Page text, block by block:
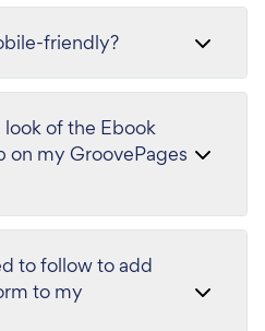
friendly?
of the Ebook
on my GroovePages
to follow to add
to my